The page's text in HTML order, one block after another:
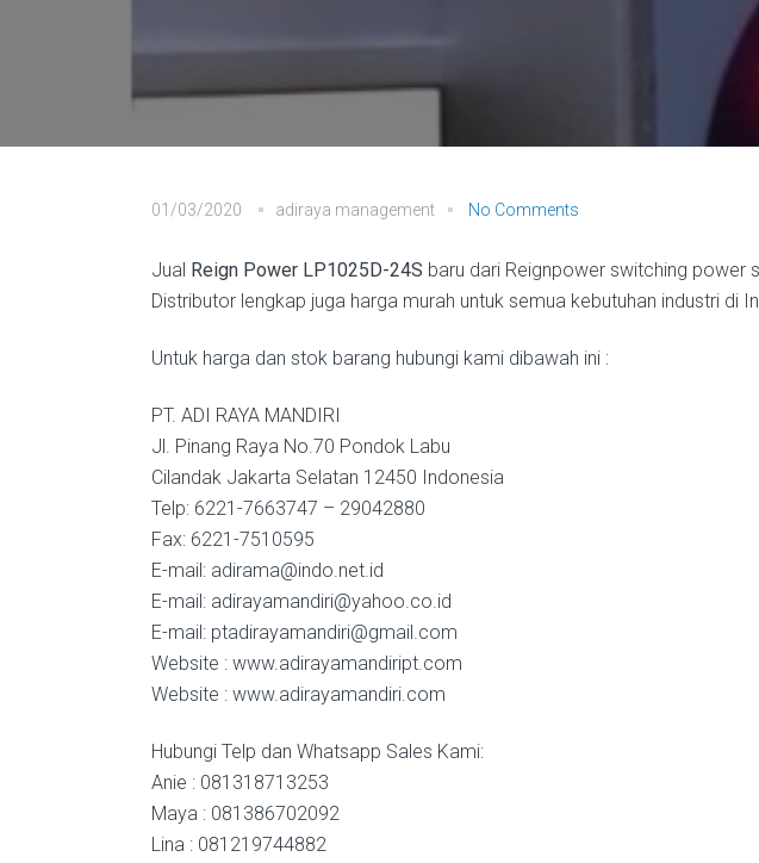
01/03/2020 adiraya management No Comments
Jual Reign Power LP1025D-24S baru dari Reignpower switching power
Distributor lengkap juga harga murah untuk semua kebutuhan industri di
Untuk harga dan stok barang hubungi kami dibawah ini :
PT. ADI RAYA MANDIRI
Jl. Pinang Raya No.70 Pondok Labu
Cilandak Jakarta Selatan 12450 Indonesia
Telp: 6221-7663747 – 29042880
Fax: 6221-7510595
E-mail: adirama@indo.net.id
E-mail: adirayamandiri@yahoo.co.id
E-mail: ptadirayamandiri@gmail.com
Website : www.adirayamandiript.com
Website : www.adirayamandiri.com
Hubungi Telp dan Whatsapp Sales Kami:
Anie : 081318713253
Maya : 081386702092
Lina : 081219744882